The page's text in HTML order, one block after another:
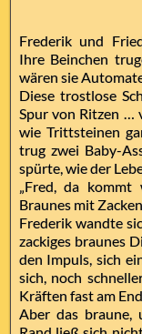
Frederik und
Ihre Beinchen
wären sie
Diese trostlose
Spur von Ritzen …
wie Trittsteinen
trug zwei Baby-
spürte, wie der
„Fred, da
Braunes mit
Frederik wandte
zackiges braunes
den Impuls, sich
sich, noch
Kräften fast am
Aber das braune,